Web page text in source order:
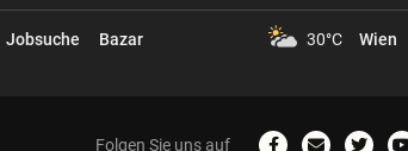
Jobsuche Bazar 30°C Wien
Folgen Sie uns auf